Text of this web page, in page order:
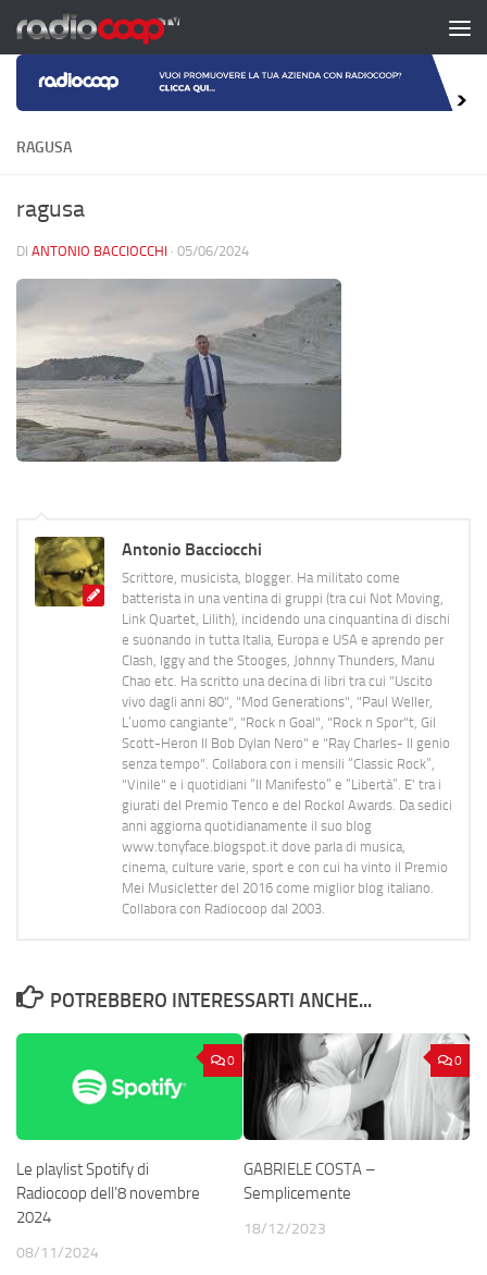
Salta al contenuto
RAGUSA
ragusa
DI ANTONIO BACCIOCCHI · 05/06/2024
Antonio Bacciocchi
Scrittore, musicista, blogger. Ha militato come
batterista in una ventina di gruppi (tra cui Not Moving,
Link Quartet, Lilith), incidendo una cinquantina di dischi
e suonando in tutta Italia, Europa e USA e aprendo per
Clash, Iggy and the Stooges, Johnny Thunders, Manu
Chao etc. Ha scritto una decina di libri tra cui "Uscito
vivo dagli anni 80", "Mod Generations", "Paul Weller,
L’uomo cangiante", "Rock n Goal", "Rock n Spor"t, Gil
Scott-Heron Il Bob Dylan Nero" e "Ray Charles- Il genio
senza tempo". Collabora con i mensili “Classic Rock”,
"Vinile" e i quotidiani “Il Manifesto” e “Libertà”. E' tra i
giurati del Premio Tenco e del Rockol Awards. Da sedici
anni aggiorna quotidianamente il suo blog
www.tonyface.blogspot.it dove parla di musica,
cinema, culture varie, sport e con cui ha vinto il Premio
Mei Musicletter del 2016 come miglior blog italiano.
Collabora con Radiocoop dal 2003.
POTREBBERO INTERESSARTI ANCHE...
0
Le playlist Spotify di
Radiocoop dell’8 novembre
2024
08/11/2024
0
GABRIELE COSTA –
Semplicemente
18/12/2023